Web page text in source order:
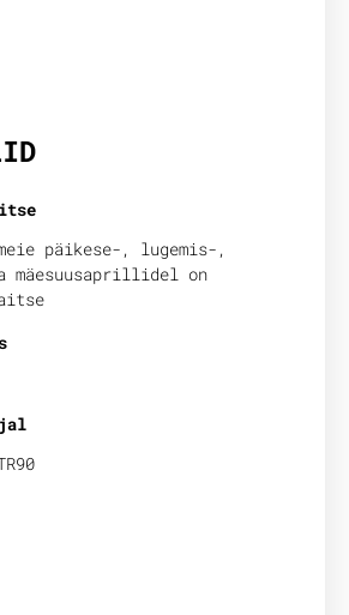
päikese-, lugemis-,
mäesuusaprillidel on